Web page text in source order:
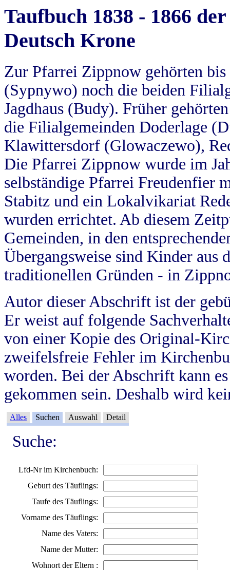
Taufbuch 1838 - 1866
Deutsch Krone
Zur Pfarrei Zippnow gehörten
(Sypnywo) noch die beiden
Jagdhaus (Budy). Früher
die Filialgemeinden Doderlage
Klawittersdorf (Glowaczewo),
Die Pfarrei Zippnow wurde im
selbständige Pfarrei Freudenfier
Stabitz und ein Lokalvikariat
wurden errichtet. Ab diesem
Gemeinden, in den
Übergangsweise sind Kinder aus
traditionellen Gründen - in
Autor dieser Abschrift ist der
Er weist auf folgende
von einer Kopie des Original-
zweifelsfreie Fehler im
worden. Bei der Abschrift kann
gekommen sein. Deshalb wird
Alles Suchen Auswahl Detail
Suche:
Lfd-Nr im Kirchenbuch:
Geburt des Täuflings:
Taufe des Täuflings:
Vorname des Täuflings:
Name des Vaters:
Name der Mutter:
Wohnort der Eltern :